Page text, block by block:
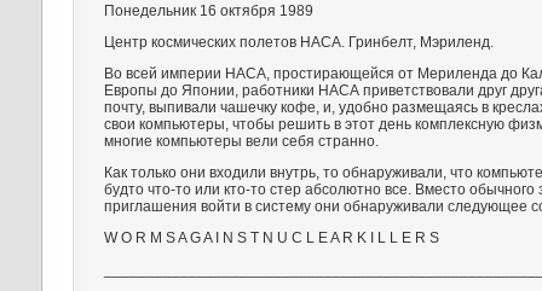
Понедельник 16 октября 1989
Центр космических полетов НАСА. Гринбелт, Мэриленд.
Во всей империи НАСА, простирающейся от Мериленда до
Европы до Японии, работники НАСА приветствовали друг
почту, выпивали чашечку кофе, и, удобно размещаясь в
свои компьютеры, чтобы решить в этот день комплексную
многие компьютеры вели себя странно.
Как только они входили внутрь, то обнаруживали, что
будто что-то или кто-то стер абсолютно все. Вместо обычного
приглашения войти в систему они обнаруживали следующее
W O R M S A G A I N S T N U C L E A R K I L L E R S